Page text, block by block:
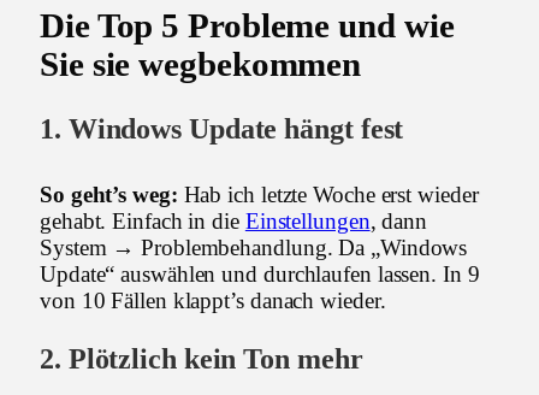
Die Top 5 Probleme und wie
Sie sie wegbekommen
1. Windows Update hängt fest
So geht’s weg: Hab ich letzte Woche erst wieder
gehabt. Einfach in die Einstellungen, dann
System → Problembehandlung. Da „Windows
Update“ auswählen und durchlaufen lassen. In 9
von 10 Fällen klappt’s danach wieder.
2. Plötzlich kein Ton mehr